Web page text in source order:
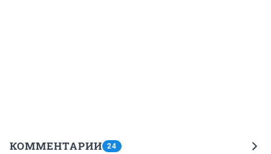
КОММЕНТАРИИ 24